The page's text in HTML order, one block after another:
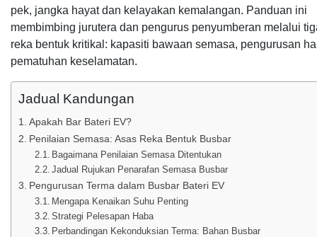
pek, jangka hayat dan kelayakan kemalangan. Panduan ini
membimbing jurutera dan pengurus penyumberan melalui
reka bentuk kritikal: kapasiti bawaan semasa, pengurusan
pematuhan keselamatan.
Jadual Kandungan
Apakah Bar Bateri EV?
Penilaian Semasa: Asas Reka Bentuk Busbar
Bagaimana Penilaian Semasa Ditentukan
Jadual Rujukan Penarafan Semasa Busbar
Pengurusan Terma dalam Busbar Bateri EV
Mengapa Kenaikan Suhu Penting
Strategi Pelesapan Haba
Perbandingan Kekonduksian Terma: Bahan Busbar